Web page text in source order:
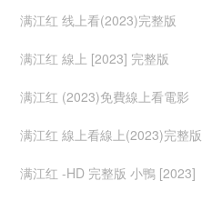
满江红 线上看(2023)完整版
满江红 線上 [2023] 完整版
满江红 (2023)免費線上看電影
满江红 線上看線上(2023)完整版
满江红 -HD 完整版 小鴨 [2023]